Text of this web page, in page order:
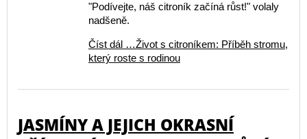
"Podívejte, náš citroník začíná růst!" volaly
nadšeně.
Číst dál …Život s citroníkem: Příběh stromu,
který roste s rodinou
JASMÍNY A JEJICH OKRASNÍ